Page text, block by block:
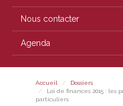
Nous contacter
Agenda
Accueil
Dossiers
Loi de finances 2015 : les
particuliers